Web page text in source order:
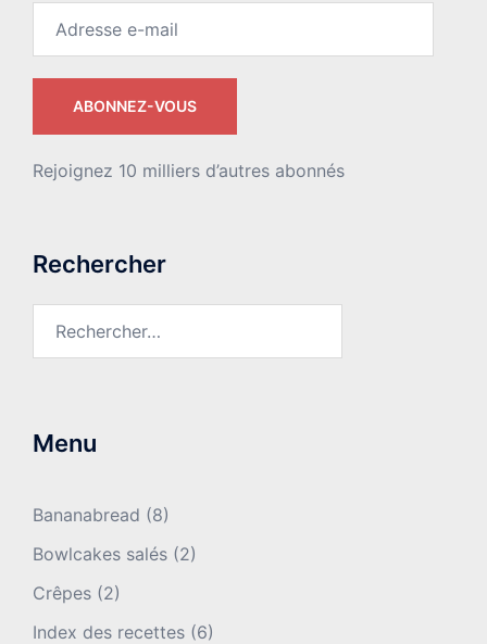
ABONNEZ-VOUS
Rejoignez 10 milliers d’autres abonnés
Rechercher
Menu
Bananabread (8)
Bowlcakes salés (2)
Crêpes (2)
Index des recettes (6)